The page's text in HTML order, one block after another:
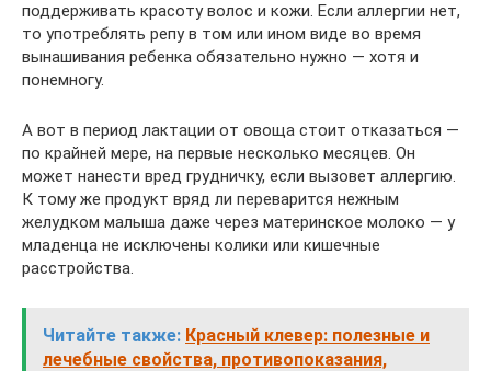
поддерживать красоту волос и кожи. Если аллергии нет,
то употреблять репу в том или ином виде во время
вынашивания ребенка обязательно нужно — хотя и
понемногу.
А вот в период лактации от овоща стоит отказаться —
по крайней мере, на первые несколько месяцев. Он
может нанести вред грудничку, если вызовет аллергию.
К тому же продукт вряд ли переварится нежным
желудком малыша даже через материнское молоко — у
младенца не исключены колики или кишечные
расстройства.
Читайте также: Красный клевер: полезные и
лечебные свойства, противопоказания,